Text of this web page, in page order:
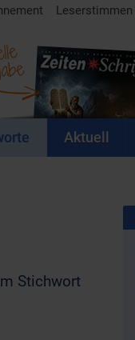
Leserstimmen
Aktuell
Stichwort